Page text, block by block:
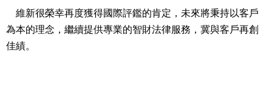
維新很榮幸再度獲得國際評鑑的肯定，未來將秉持以客戶
為本的理念，繼續提供專業的智財法律服務，冀與客戶再創
佳績。